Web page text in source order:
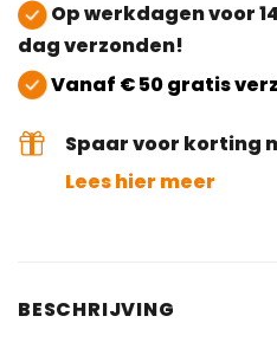
Op werkdagen voor
dag verzonden!
Vanaf € 50 gratis
Spaar voor korting
Lees hier meer
BESCHRIJVING